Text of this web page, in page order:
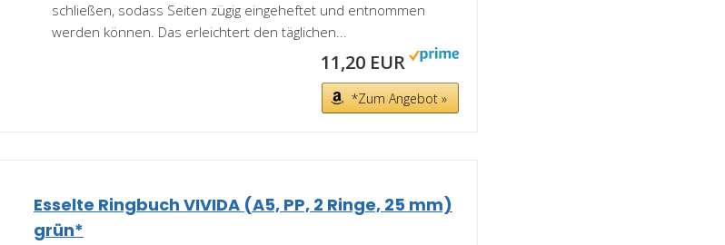
schließen, sodass Seiten zügig eingeheftet und entnommen
werden können. Das erleichtert den täglichen...
11,20 EUR
*Zum Angebot »
Esselte Ringbuch VIVIDA (A5, PP, 2 Ringe, 25 mm)
grün*